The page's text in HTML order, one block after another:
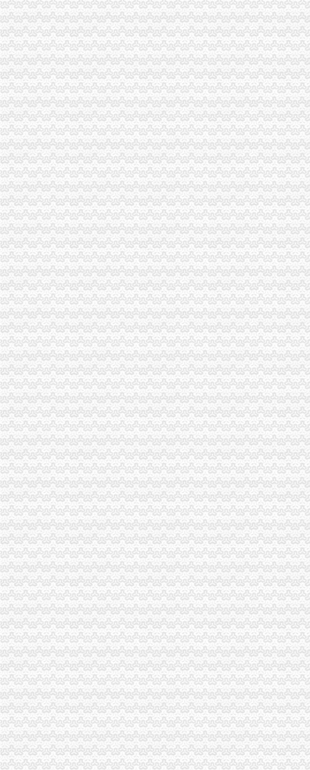
南岸区代办营业执照的流程-重庆商业街-重庆购物狂
外地人申请户口迁入南岸遭“为难”-光重庆
南坪商圈实施“三区两带”分区发展造智慧新城_第2页_新闻中心_
南岸区房管税务联手击房产中介“串串”-重庆搜狐焦点
重庆办公司
厦门中卡-智慧停车场管理系统|免布线车位引导系统|免取卡车牌识别系
濮市龙泉聚合物有限公司（重庆办）-提供
商业建筑设计施工-重庆办公室建筑装修-上海办公室建筑装修-重庆建
CPU卡/一卡通/考勤/门/停车/水控/监控/-深圳市方卡科技股份有限公
云南华雄环保科技有限公司重庆办位于重庆省重庆市-环球经贸网
南岸区办公司
南岸区国税办理手机出口退税1420万元_网易新闻
诚信档案_重庆南岸区南山街道办_红牛贸易网
【重庆南岸区办公文教企业名录】_顺企网
重庆南岸区企业社保办理服务_【咨询服务】
南岸区-搜百科
海棠溪
海棠晓月周边驾校推荐,海棠溪学车多少钱南坪驾校
海棠溪立交公交查询_海棠溪立交公交线路_海棠溪立交地图
海棠溪附近酒店_海棠溪附近宾馆_海棠溪附近住宿_艺龙
风万种海棠溪-过眼云烟---搜狐博客
重庆南岸区南坪四公司海棠溪便民寄存分部-韵达快递网点
南山办公司
南山办个港澳通行证就这么难？_报料_民声汇_奥一报料_南都报系综合
南山：举办届社区股份合作公司交流活动_深圳明镜网
山东能源监管办与南山集团研究电力生产经营工作-北星输配电网
【南山区证件代办_南山区证件代办公司_南山区代办企业证件】-58到
南山高新科技园精装办公室出租办公配套齐全拎包办公非中介
铜元局办公司
铜元局-重庆爱问分类
渝开发：预计2013年度日常关联交易_股票频道_同花顺财经
【重庆铜元局采购招聘网_采购招聘信息】-重庆智联招聘
关于设立安诚保险销售有限公司铜元局营业部等2家分支机构的批复-
重庆伊牛餐饮服务有限公司招聘信息_电话_地址-智联招聘
八公里办公司
重庆市南岸区政机关公务用车制度改革取消车辆拍卖公告（第1批）|
重庆有红木办公家具卖吗？重庆红木办公家具直销！去八公里广东办公
【图】有哪个大哥在八公里那个加油站办卡没得_重庆论坛_汽车之家论
北京厂房：望京798艺术区南皋附近厂房办公层高8米院-北京爱问
从八公里到北城办怎么坐公交车,快需要多久？-合肥公交查询
四公里办公司
公司2台电脑离的很远,差不多4公里哦,怎么办才能形成资源共享？_
王叔叔要去12千米以外的公司办事,去时乘出租车4公里以内收费10元
区许可办采取多种变通方式四项审批一日办结
【重庆四公里石材变处理公司_石材变处理价格】-重庆赶集网
第12金！男子20公里竞走王镇夺金蔡泽林摘银--体育--人民网
上新街办公司
【上新街单位宿舍小区|上新街单位宿舍二手房/租房】-上海赶集网
重庆办理各国签证,办理各国签证资料_景点图片_重庆渝之旅国际旅行
王占勇：以科学发展观统领新街项目的开发和建设_华集团有限责任
民生街访住新房增菜市开门就能办齐七件事-社会新闻-东方网
电信办宽带送手机“新”手机120多张香艳照世相万千烟台新闻网
南岸周边办公司